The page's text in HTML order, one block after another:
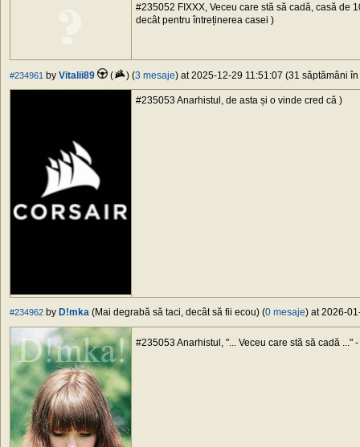
#235052 FIXXX, Veceu care stă să cadă, casă de
decât pentru întreținerea casei )
#234961 by Vitalii89 ( ) (3 mesaje) at 2025-12-29 11:51:07 (31 săptămâni în
#235053 Anarhistul, de asta și o vinde cred că )
#234962 by D!mka (Mai degrabă să taci, decât să fii ecou) (0 mesaje) at 2026-
#235053 Anarhistul, "... Veceu care stă să cadă ..."